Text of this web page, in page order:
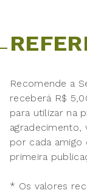
Recomende a
receberá R$
para utilizar na
agradecimento,
por cada amigo
primeira
* Os valores